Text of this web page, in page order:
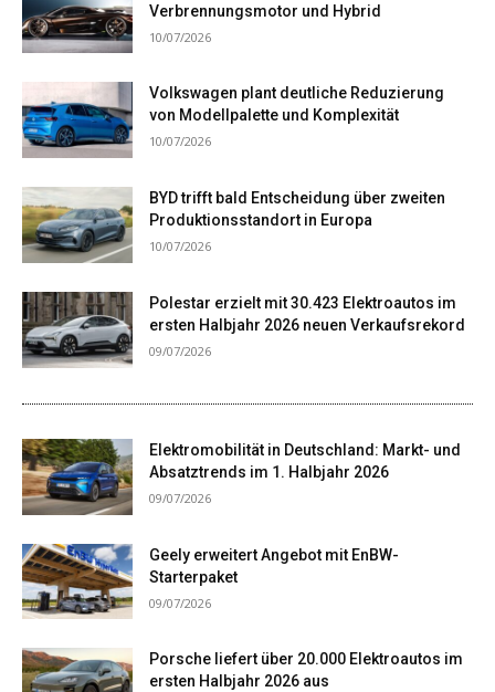
Verbrennungsmotor und Hybrid
10/07/2026
Volkswagen plant deutliche Reduzierung
von Modellpalette und Komplexität
10/07/2026
BYD trifft bald Entscheidung über zweiten
Produktionsstandort in Europa
10/07/2026
Polestar erzielt mit 30.423 Elektroautos im
ersten Halbjahr 2026 neuen Verkaufsrekord
09/07/2026
Elektromobilität in Deutschland: Markt- und
Absatztrends im 1. Halbjahr 2026
09/07/2026
Geely erweitert Angebot mit EnBW-
Starterpaket
09/07/2026
Porsche liefert über 20.000 Elektroautos im
ersten Halbjahr 2026 aus